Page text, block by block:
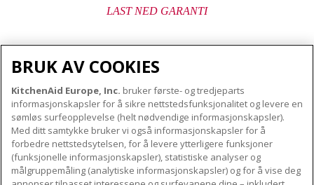
LAST NED GARANTI
OM KITCHENAID
Merkets kjerne
Merkehistorie
ODR
VÅRE PRODUKTER
Små apparater
Produkttilbehør
KUNDESERVICE
BRUK AV COOKIES
KitchenAid Europe, Inc. bruker første- og tredjeparts
informasjonskapsler for å sikre nettstedsfunksjonalitet og levere en
sømløs surfeopplevelse (helt nødvendige informasjonskapsler).
Med ditt samtykke bruker vi også informasjonskapsler for å
forbedre nettstedsytelsen, for å levere ytterligere funksjoner
(funksjonelle informasjonskapsler), statistiske analyser og
målgruppemåling (analytiske informasjonskapsler) og for å vise deg